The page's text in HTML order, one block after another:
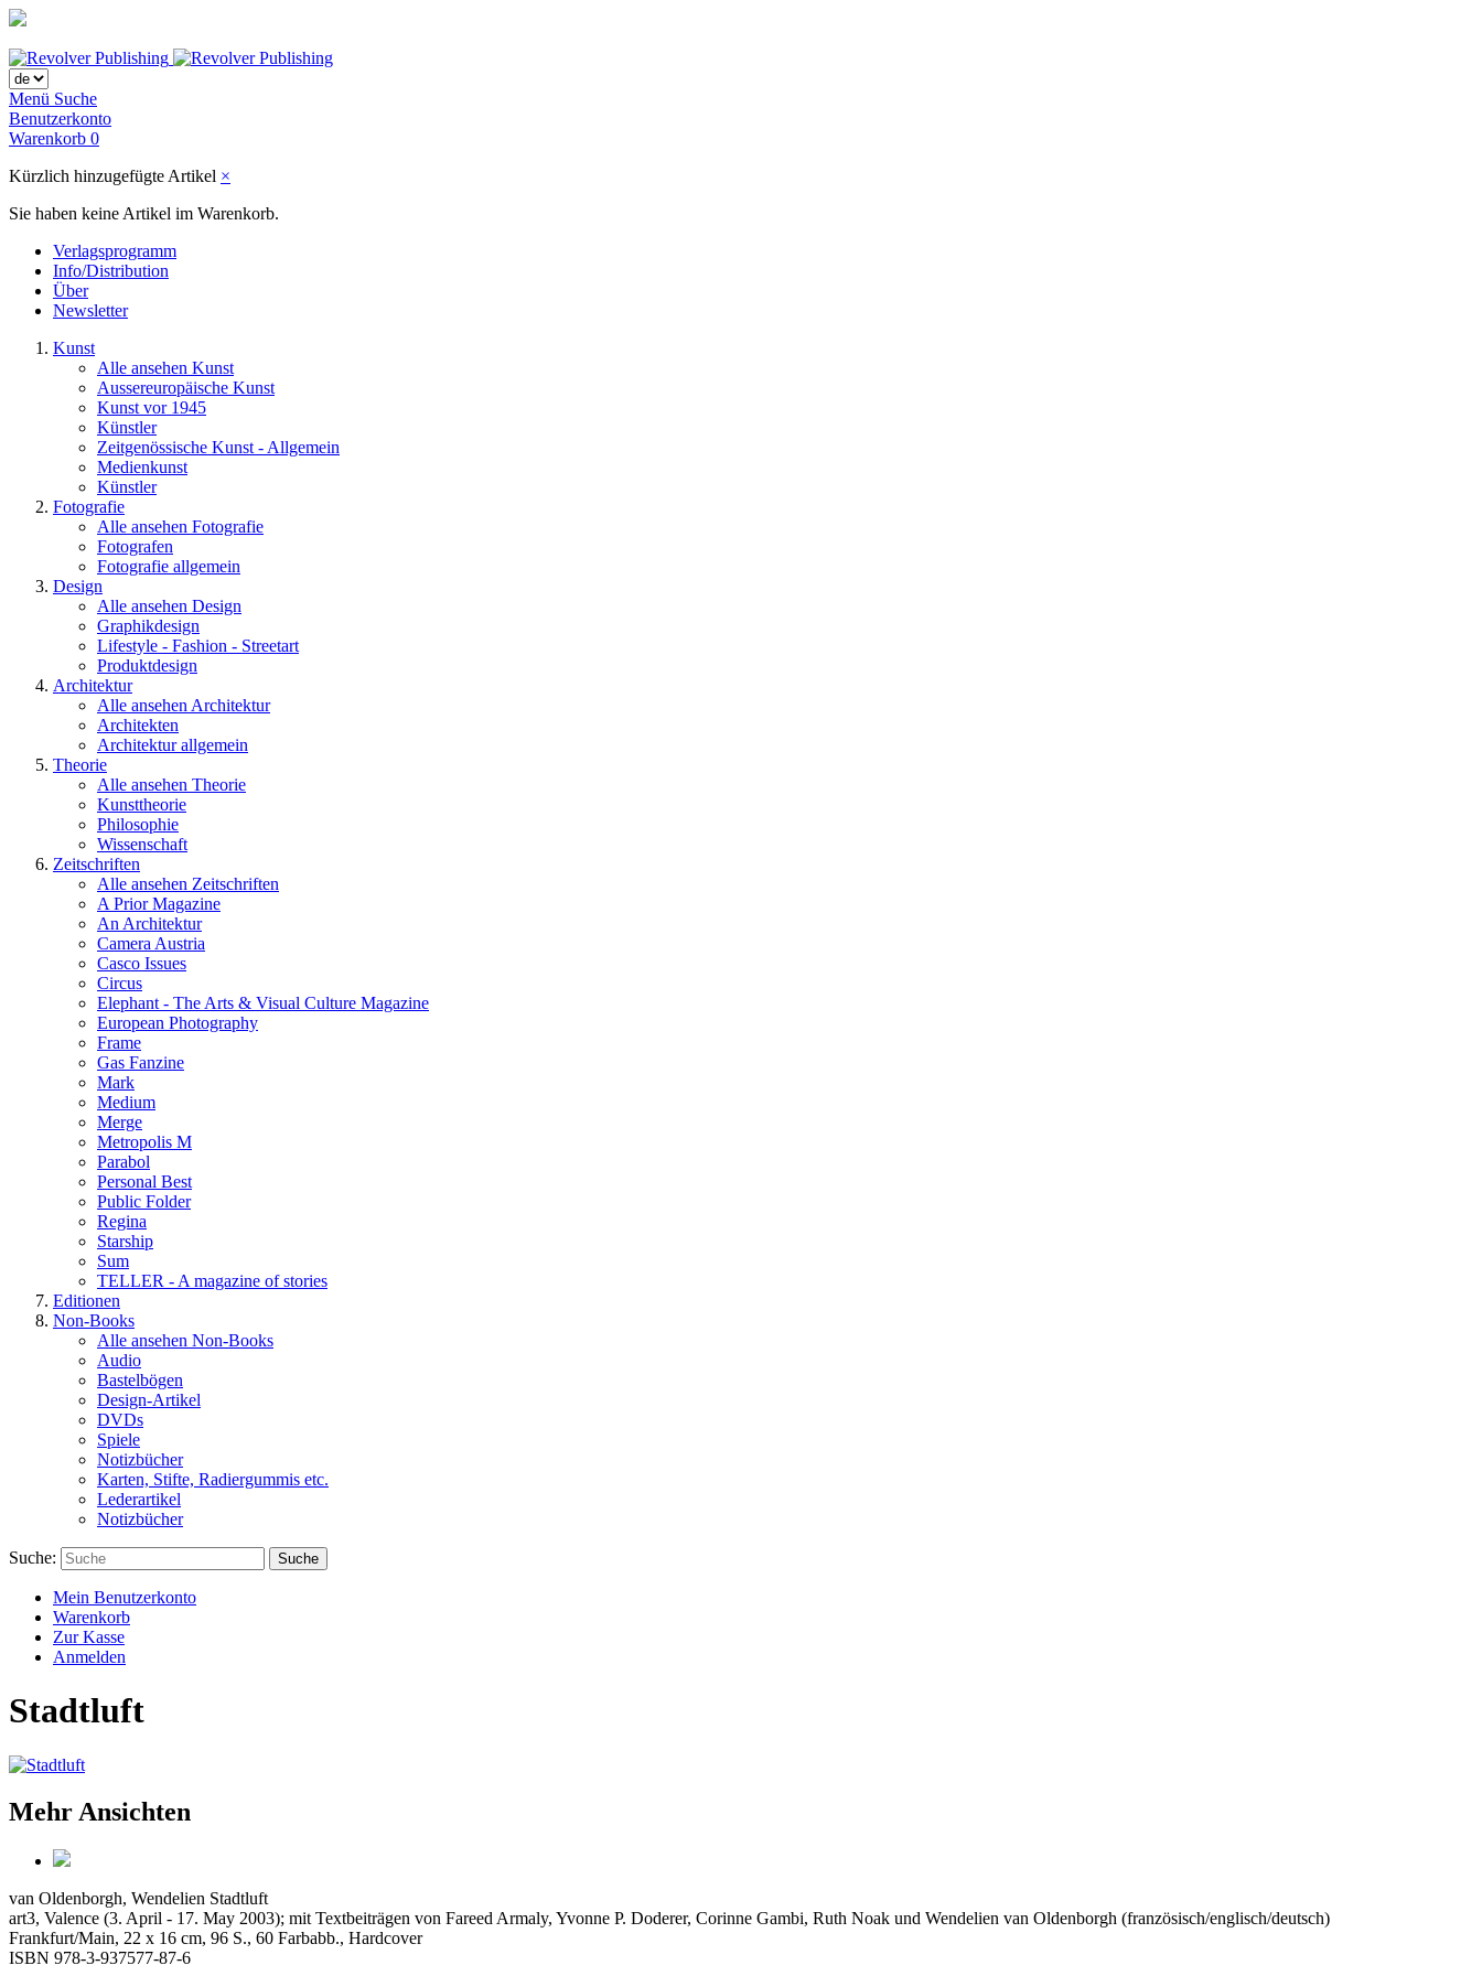
Menü Suche
Benutzerkonto
Warenkorb 0
Kürzlich hinzugefügte Artikel ×
Sie haben keine Artikel im Warenkorb.
Verlagsprogramm
Info/Distribution
Über
Newsletter
Kunst
Alle ansehen Kunst
Aussereuropäische Kunst
Kunst vor 1945
Künstler
Zeitgenössische Kunst - Allgemein
Medienkunst
Künstler
Fotografie
Alle ansehen Fotografie
Fotografen
Fotografie allgemein
Design
Alle ansehen Design
Graphikdesign
Lifestyle - Fashion - Streetart
Produktdesign
Architektur
Alle ansehen Architektur
Architekten
Architektur allgemein
Theorie
Alle ansehen Theorie
Kunsttheorie
Philosophie
Wissenschaft
Zeitschriften
Alle ansehen Zeitschriften
A Prior Magazine
An Architektur
Camera Austria
Casco Issues
Circus
Elephant - The Arts & Visual Culture Magazine
European Photography
Frame
Gas Fanzine
Mark
Medium
Merge
Metropolis M
Parabol
Personal Best
Public Folder
Regina
Starship
Sum
TELLER - A magazine of stories
Editionen
Non-Books
Alle ansehen Non-Books
Audio
Bastelbögen
Design-Artikel
DVDs
Spiele
Notizbücher
Karten, Stifte, Radiergummis etc.
Lederartikel
Notizbücher
Suche: Suche
Mein Benutzerkonto
Warenkorb
Zur Kasse
Anmelden
Stadtluft
Mehr Ansichten
van Oldenborgh, Wendelien Stadtluft
art3, Valence (3. April - 17. May 2003); mit Textbeiträgen von Fareed Armaly, Yvonne P. Doderer, Corinne Gambi, Ruth Noak und Wendelien van Oldenborgh (französisch/englisch/deutsch)
Frankfurt/Main, 22 x 16 cm, 96 S., 60 Farbabb., Hardcover
ISBN 978-3-937577-87-6